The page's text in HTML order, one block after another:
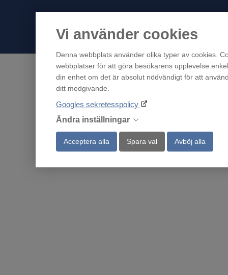
Vi använder cookies
Denna webbplats använder olika typer av cookies.
webbplatser för att göra besökarens upplevelse
din enhet om det är absolut nödvändigt för att
ditt medgivande.
Googles sekretesspolicy
Ändra inställningar
Acceptera alla Spara val Avböj alla
Powered
by
SiteSmart